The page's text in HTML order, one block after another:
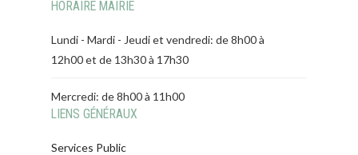
HORAIRE MAIRIE
Lundi - Mardi - Jeudi et vendredi: de 8h00 à
12h00 et de 13h30 à 17h30
Mercredi: de 8h00 à 11h00
LIENS GÉNÉRAUX
Services Public